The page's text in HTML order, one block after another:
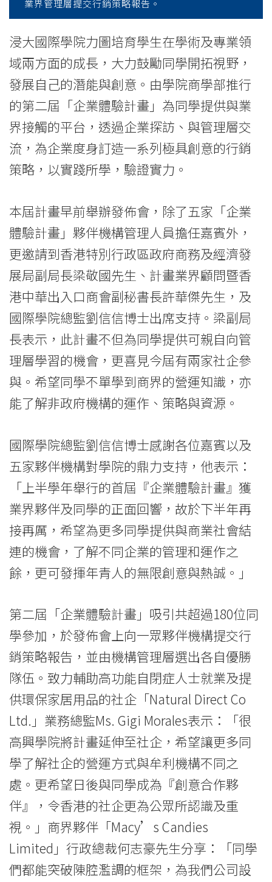
International
Education
Hong
Kong
Baptist
業界管理層提交行銷策略報告。
浸大國際學院力圖培育學生在學術及專業領
域兩方面的成長，大力鼓勵同學開拓視野，
發展自己的潛能與創意。由學院商學部推行
的第二屆「企業體驗計畫」為同學提供與業
界接觸的平台，透過企業探訪、與管理層交
流，為企業度身訂造一系列極具創意的行銷
策略，以實踐所學，驗證實力。
本屆計畫早前舉辦發佈會，除了五家「企業
體驗計畫」夥伴機構管理人員擔任嘉賓外，
更邀請到香港特別行政區政府商務及經濟發
展局副局長梁敬國先生、計畫業界顧問暨香
港中華出入口商會副秘書長許華傑先生，及
國際學院總監劉信信博士出席支持。梁副局
長表示，此計畫不但為同學提供可親自向管
理層學習的機會，更喜見今屆有兩家社企參
與。希望同學不單學到商界的營運知識，亦
能了解非政府機構的運作、策略與資源。
國際學院總監劉信信博士感謝各位嘉賓以及
五家夥伴機構對學院的鼎力支持，他表示：
「上半學年舉行的首屆『企業體驗計畫』獲
業界夥伴及同學的正面回響，故於下半年再
接再厲，希望為更多同學提供與商業社會結
連的機會，了解不同企業的管理和運作之
餘，更可發揮年青人的無限創意與熱誠。」
第二屆「企業體驗計畫」吸引共超過180位同
學參加，於發佈會上向一眾夥伴機構提交行
銷策略報告，並由機構管理層選出各自優勝
隊伍。致力輔助高功能自閉症人士就業及提
供環保家居用品的社企「Natural Direct Co
Ltd.」業務總監Ms. Gigi Morales表示：「很
高興學院將計畫延伸至社企，希望讓更多同
學了解社企的營運方式與牟利機構不同之
處。更希望日後與同學成為『創意合作夥
伴』，令香港的社企更為公眾所認識及重
視。」商界夥伴「Macy’s Candies
Limited」行政總裁何志豪先生分享：「同學
們都能突破陳腔濫調的框架，為我們公司設